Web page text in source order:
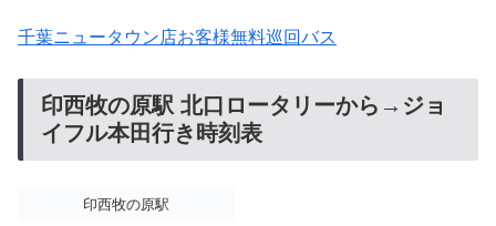
千葉ニュータウン店お客様無料巡回バス
印西牧の原駅 北口ロータリーから→ジョ
イフル本田行き時刻表
印西牧の原駅